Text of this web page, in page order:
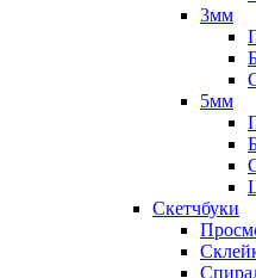
3мм
5мм
Скетчбуки